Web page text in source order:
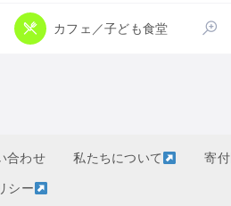
カフェ／子ども食堂
合わせ 私たちについて 寄付
シー